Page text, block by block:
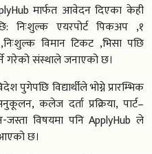
मार्फत आवेदन दिएका केही
निःशुल्क एयरपोर्ट पिकअप ,१
विमान टिकट ,भिसा पछि
गरेको संस्थाले जनाएको छ।
पुगेपछि विद्यार्थीले भोग्ने प्रारम्भिक
कलेज दर्ता प्रक्रिया, पार्ट–
जस्ता विषयमा पनि ApplyHub ले
छ।